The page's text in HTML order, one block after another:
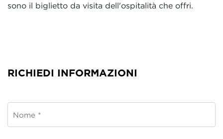
sono il biglietto da visita dell'ospitalità che offri.
RICHIEDI INFORMAZIONI